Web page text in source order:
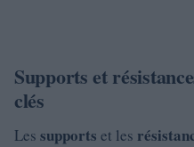
Supports et
clés
Les supports et les